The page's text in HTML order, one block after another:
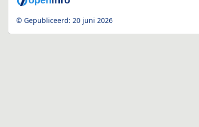
© Gepubliceerd: 20 juni 2026